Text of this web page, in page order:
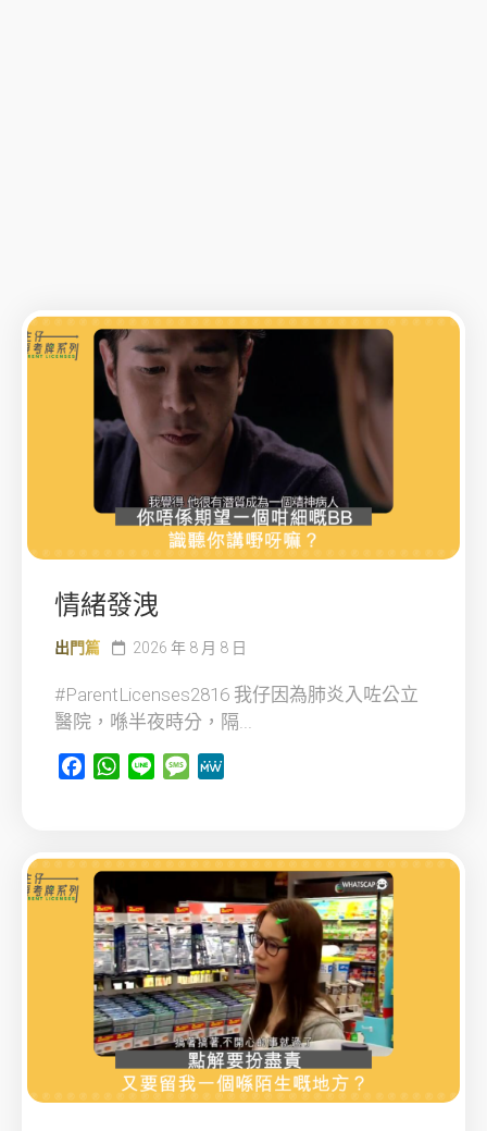
情緒發洩
出門篇 2026 年 8 月 8 日
#ParentLicenses2816 我仔因為肺炎入咗公立
醫院，喺半夜時分，隔...
FacebookWhatsApp
Line Message